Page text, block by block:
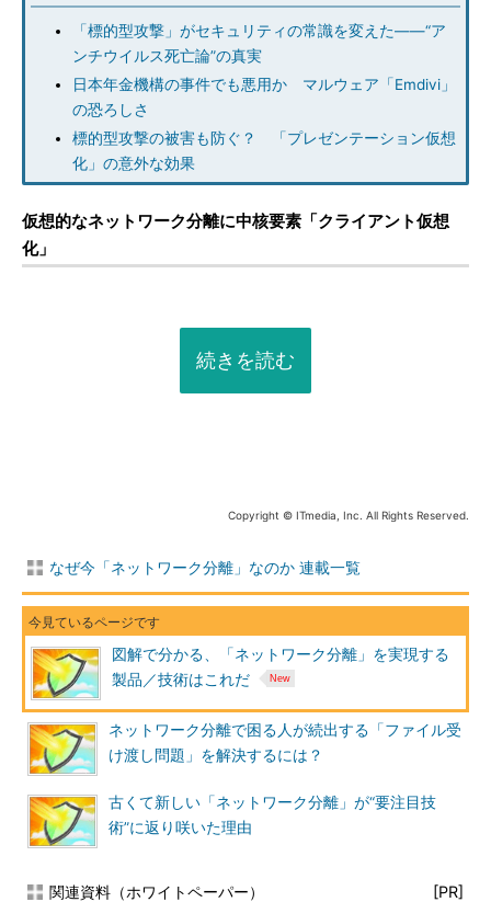
「標的型攻撃」がセキュリティの常識を変えた――“ア
ンチウイルス死亡論”の真実
日本年金機構の事件でも悪用か マルウェア「Emdivi」
の恐ろしさ
標的型攻撃の被害も防ぐ？ 「プレゼンテーション仮想
化」の意外な効果
仮想的なネットワーク分離に中核要素「クライアント仮想
化」
続きを読む
Copyright © ITmedia, Inc. All Rights Reserved.
なぜ今「ネットワーク分離」なのか 連載一覧
図解で分かる、「ネットワーク分離」を実現する
製品／技術はこれだ
ネットワーク分離で困る人が続出する「ファイル受
け渡し問題」を解決するには？
古くて新しい「ネットワーク分離」が“要注目技
術”に返り咲いた理由
関連資料（ホワイトペーパー） [PR]